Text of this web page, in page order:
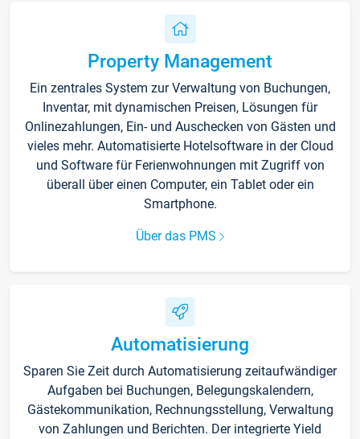
Property Management
Ein zentrales System zur Verwaltung von Buchungen,
Inventar, mit dynamischen Preisen, Lösungen für
Onlinezahlungen, Ein- und Auschecken von Gästen und
vieles mehr. Automatisierte Hotelsoftware in der Cloud
und Software für Ferienwohnungen mit Zugriff von
überall über einen Computer, ein Tablet oder ein
Smartphone.
Über das PMS
Automatisierung
Sparen Sie Zeit durch Automatisierung zeitaufwändiger
Aufgaben bei Buchungen, Belegungskalendern,
Gästekommunikation, Rechnungsstellung, Verwaltung
von Zahlungen und Berichten. Der integrierte Yield